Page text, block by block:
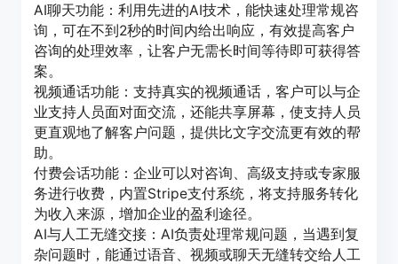
AI聊天功能：利用先进的AI技术，能快速处理常规咨
询，可在不到2秒的时间内给出响应，有效提高客户
咨询的处理效率，让客户无需长时间等待即可获得答
案。
视频通话功能：支持真实的视频通话，客户可以与企
业支持人员面对面交流，还能共享屏幕，使支持人员
更直观地了解客户问题，提供比文字交流更有效的帮
助。
付费会话功能：企业可以对咨询、高级支持或专家服
务进行收费，内置Stripe支付系统，将支持服务转化
为收入来源，增加企业的盈利途径。
AI与人工无缝交接：AI负责处理常规问题，当遇到复
杂问题时，能通过语音、视频或聊天无缝转交给人工